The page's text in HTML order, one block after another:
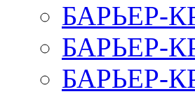
БАРЬЕР-
БАРЬЕР-
БАРЬЕР-